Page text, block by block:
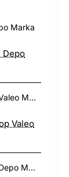
Marka
Ford Cmax 2011-2014 Arka Dış Sağ Stop Valeo Marka Orjinal
Ford Cmax 2011-2014 Arka Sağ Dış Stop Depo Marka